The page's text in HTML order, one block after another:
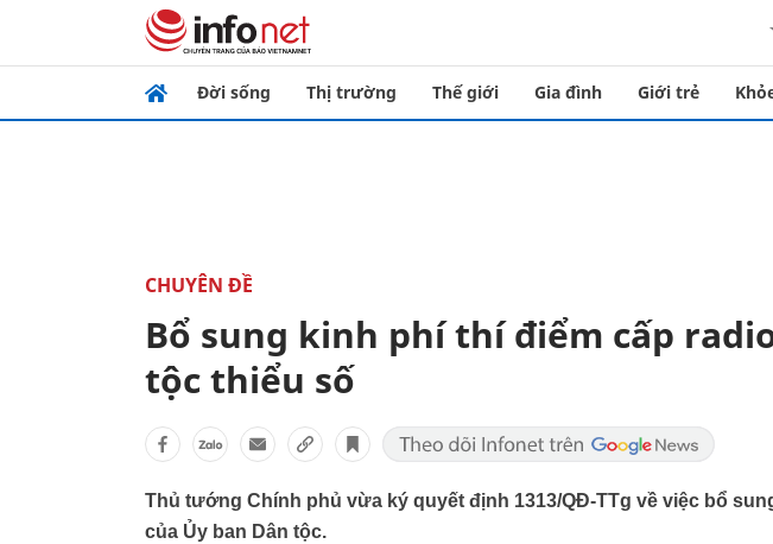
Đời sống Thị trường Thế giới Gia đình Giới trẻ
CHUYÊN ĐỀ
Bổ sung kinh phí thí điểm cấp
tộc thiểu số
Thủ tướng Chính phủ vừa ký quyết định 1313/QĐ-TTg về việc bổ
của Ủy ban Dân tộc.